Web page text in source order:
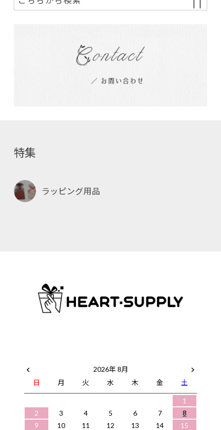
特集
ラッピング用品
2026年 8月
日
月 火 水 木 金
土
1
2
3 4 5 6 7
8
9
10 11 12 13 14 15